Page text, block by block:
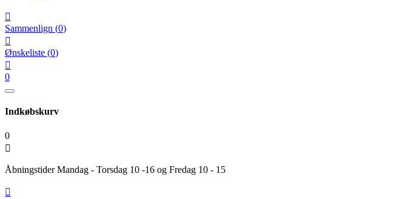

Sammenlign (0)

Ønskeliste (0)

0
Indkøbskurv
0

Åbningstider Mandag - Torsdag 10 -16 og Fredag 10 - 15
